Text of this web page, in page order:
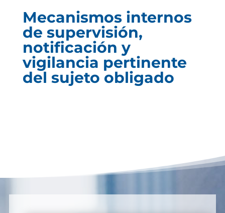
Mecanismos internos
de supervisión,
notificación y
vigilancia pertinente
del sujeto obligado